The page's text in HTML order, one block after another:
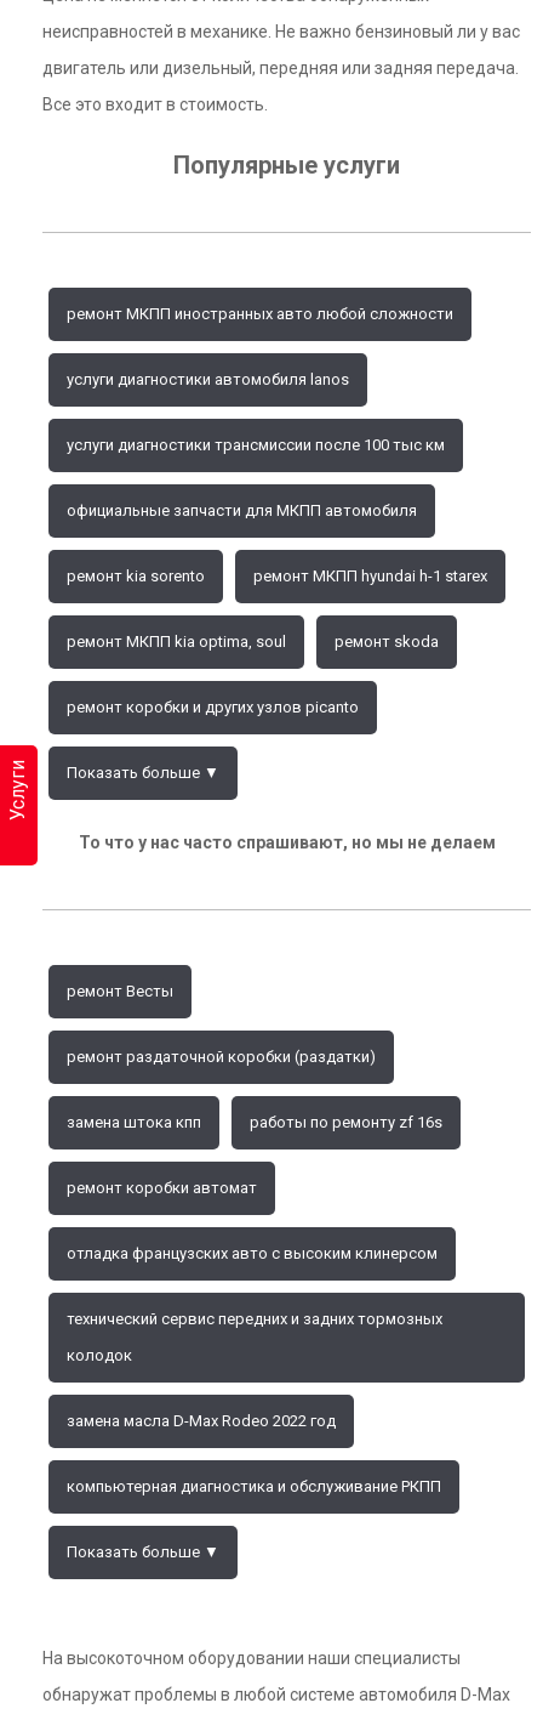
Услуги
неисправностей в механике. Не важно бензиновый ли у вас
двигатель или дизельный, передняя или задняя передача.
Все это входит в стоимость.
Популярные услуги
ремонт МКПП иностранных авто любой сложности
услуги диагностики автомобиля lanos
услуги диагностики трансмиссии после 100 тыс км
официальные запчасти для МКПП автомобиля
ремонт kia sorento ремонт МКПП hyundai h-1 starex
ремонт МКПП kia optima, soul ремонт skoda
ремонт коробки и других узлов picanto
Показать больше ▼
То что у нас часто спрашивают, но мы не делаем
ремонт Весты
ремонт раздаточной коробки (раздатки)
замена штока кпп работы по ремонту zf 16s
ремонт коробки автомат
отладка французских авто с высоким клинерсом
технический сервис передних и задних тормозных
колодок
замена масла D-Max Rodeo 2022 год
компьютерная диагностика и обслуживание РКПП
Показать больше ▼
На высокоточном оборудовании наши специалисты
обнаружат проблемы в любой системе автомобиля D-Max